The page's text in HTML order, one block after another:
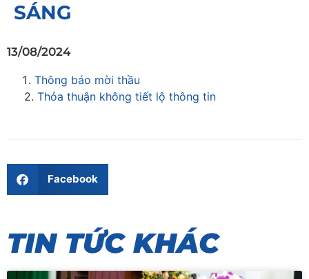
SÁNG
13/08/2024
Thông báo mời thầu
2. Thỏa thuận không tiết lộ thông tin
Facebook
TIN TỨC KHÁC